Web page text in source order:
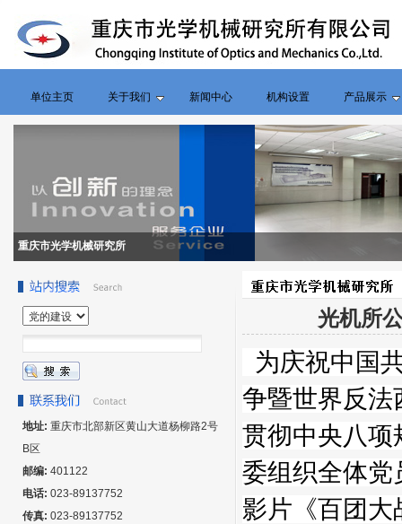
单位主页 关于我们 新闻中心 机构设置 产品展示
重庆市光学机械研究所
光机所
为庆祝中国
争暨世界反法
贯彻中央八项
委组织全体党
影片《百团大
地址: 重庆市北部新区黄山大道杨柳路2号
B区
邮编: 401122
电话: 023-89137752
传真: 023-89137752